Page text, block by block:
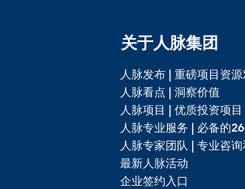
关于人脉集团
人脉发布 | 重磅项目资
人脉看点 | 洞察价值
人脉项目 | 优质投资项目
人脉专业服务 | 必备的
人脉专家团队 | 专业咨
最新人脉活动
企业签约入口